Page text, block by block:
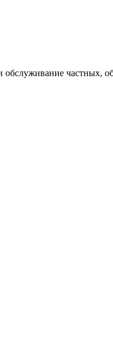
обслуживание